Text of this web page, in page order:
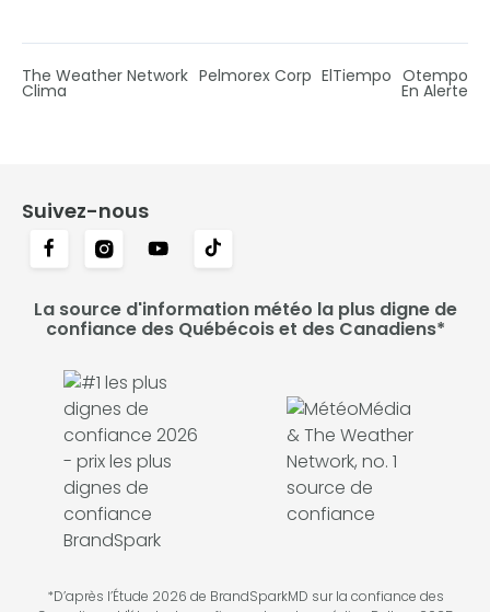
The Weather Network Pelmorex Corp ElTiempo Otempo
Clima En Alerte
Suivez-nous
La source d'information météo la plus digne de
confiance des Québécois et des Canadiens*
*D’après l’Étude 2026 de BrandSparkMD sur la confiance des